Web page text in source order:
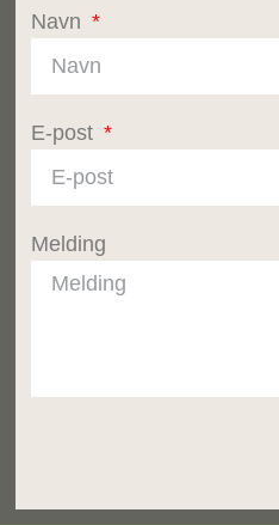
Navn
E-post
Melding